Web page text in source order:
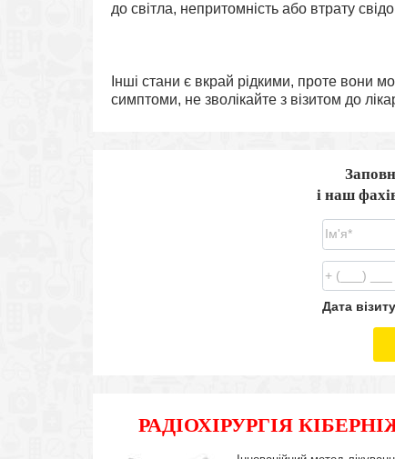
до світла, непритомність або втрату
Інші стани є вкрай рідкими, проте вони
симптоми, не зволікайте з візитом до
і наш
Дата візиту
РАДІОХІРУРГІЯ